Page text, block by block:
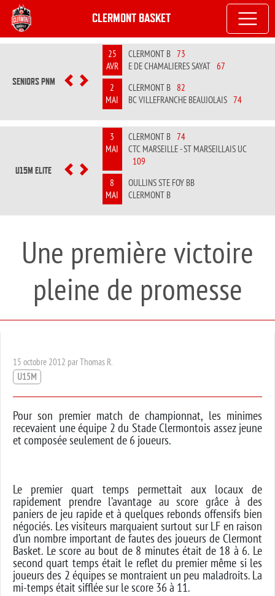
CLERMONT BASKET
SENIORS PNM PREVIOUS
NEXT
25
AVR
CLERMONT B 73
E DE CHAMALIERES SAYAT 67
2
MAI
CLERMONT B 82
BC VILLEFRANCHE BEAUJOLAIS 74
U15M ELITE PREVIOUS
NEXT
3
MAI
CLERMONT B 74
CTC MARSEILLE - ST MARSEILLAIS UC
109
8
MAI
OULLINS STE FOY BB
CLERMONT B
Une première victoire
pleine de promesse
15 octobre 2012 par Thomas R.
U15M
Pour son premier match de championnat, les minimes
recevaient une équipe 2 du Stade Clermontois assez jeune
et composée seulement de 6 joueurs.
Le premier quart temps permettait aux locaux de
rapidement prendre l’avantage au score grâce à des
paniers de jeu rapide et à quelques rebonds offensifs bien
négociés. Les visiteurs marquaient surtout sur LF en raison
d’un nombre important de fautes des joueurs de Clermont
Basket. Le score au bout de 8 minutes était de 18 à 6. Le
second quart temps était le reflet du premier même si les
joueurs des 2 équipes se montraient un peu maladroits. La
mi-temps était sifflée sur le score 36 à 11.